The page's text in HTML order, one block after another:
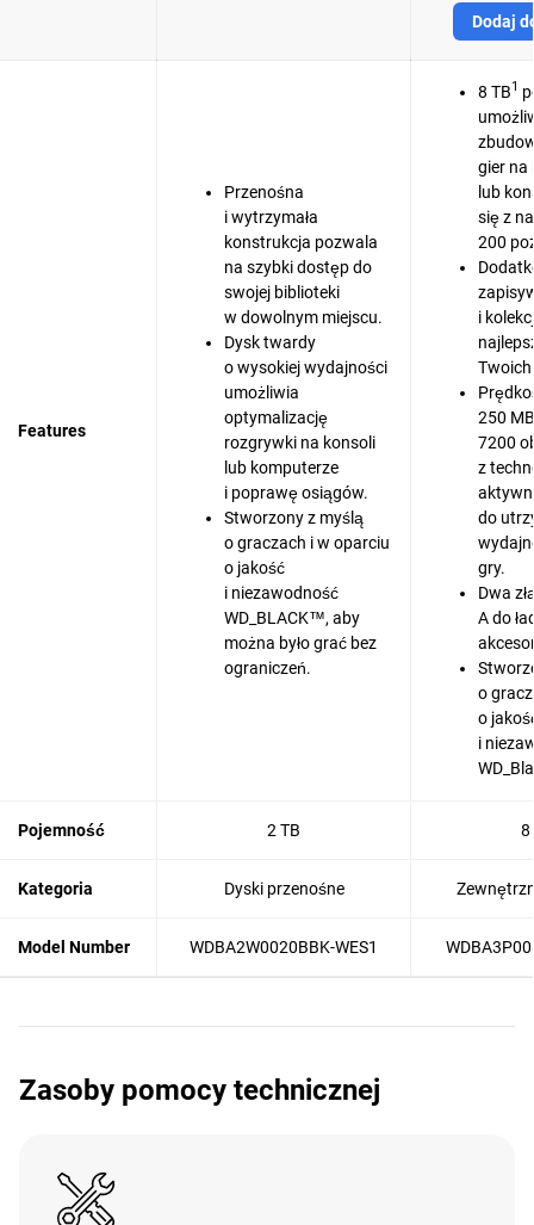
Dodaj
Features
Przenośna
i wytrzymała
konstrukcja pozwala
na szybki dostęp do
swojej biblioteki
w dowolnym miejscu.
Dysk twardy
o wysokiej wydajności
umożliwia
optymalizację
rozgrywki na konsoli
lub komputerze
i poprawę osiągów.
Stworzony z myślą
o graczach i w oparciu
o jakość
i niezawodność
WD_BLACK™, aby
można było grać bez
ograniczeń.
8 TB1
gier na
lub
się z
200
i
250
7200
z
do
gry.
Dwa
A do
o
o
i
Pojemność 2 TB 8
Kategoria Dyski przenośne
Model Number WDBA2W0020BBK-WES1
Zasoby pomocy technicznej